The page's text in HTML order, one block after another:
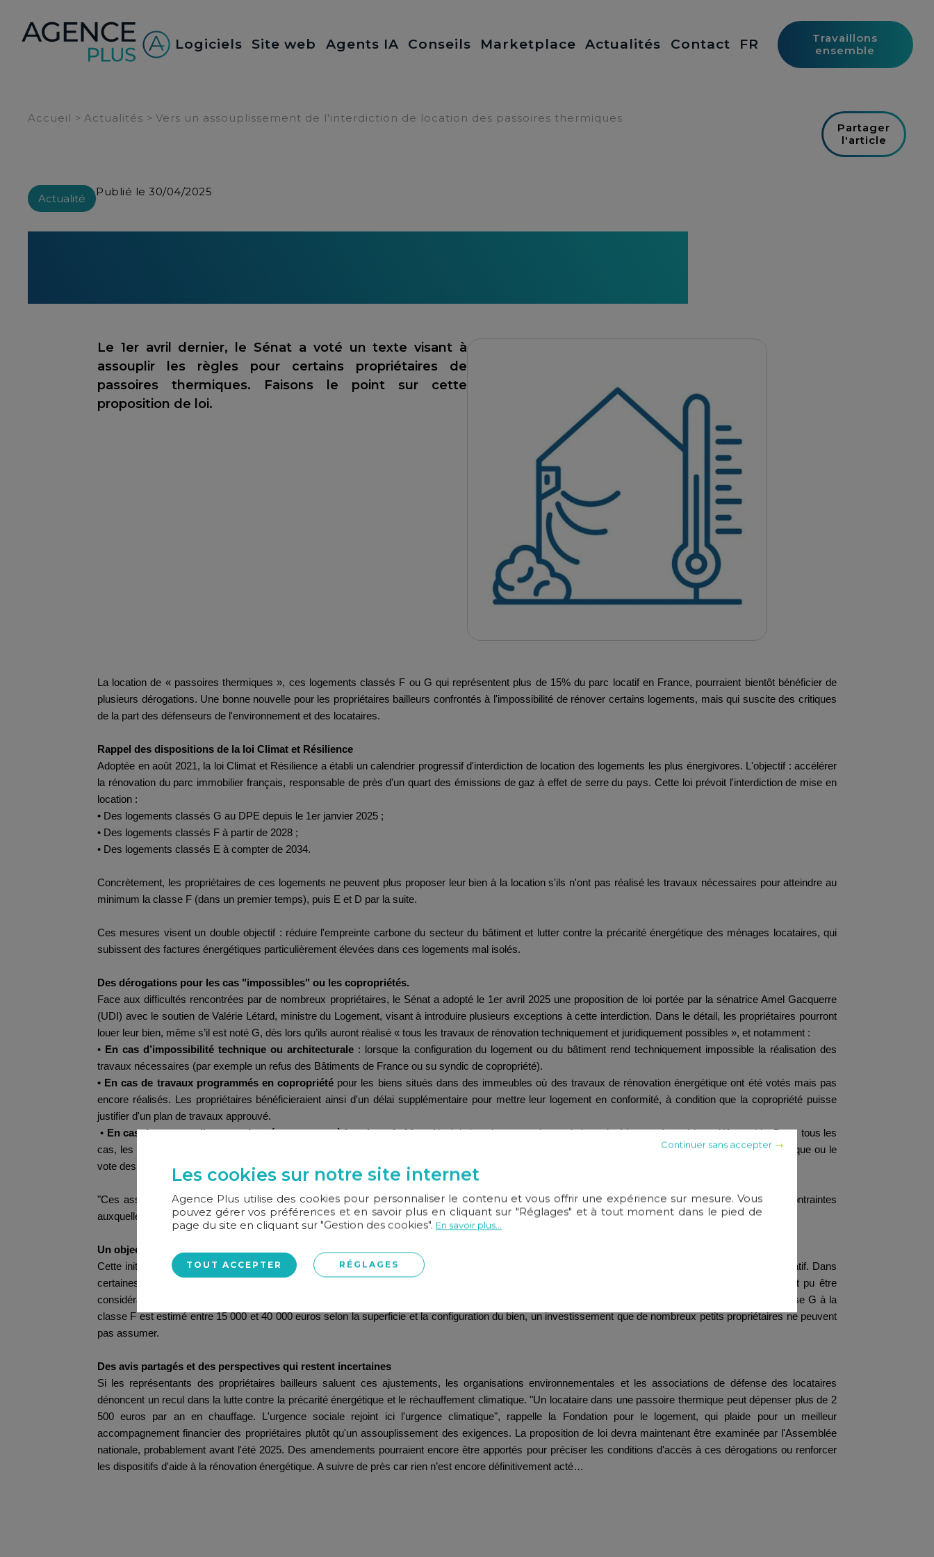
Logiciels Site web Agents IA Conseils Marketplace Actualités Contact FR
Travaillons
ensemble
Accueil > Actualités > Vers un assouplissement de l'interdiction de location des passoires thermiques
Partager
l'article
Actualité
Publié le 30/04/2025
Le 1er avril dernier, le Sénat a voté un texte visant à
assouplir les règles pour certains propriétaires de
passoires thermiques. Faisons le point sur cette
proposition de loi.
La location de « passoires thermiques », ces logements classés F ou G qui représentent plus de 15% du parc locatif en France, pourraient bientôt bénéficier de
plusieurs dérogations. Une bonne nouvelle pour les propriétaires bailleurs confrontés à l'impossibilité de rénover certains logements, mais qui suscite des critiques
de la part des défenseurs de l'environnement et des locataires.
Rappel des dispositions de la loi Climat et Résilience
Adoptée en août 2021, la loi Climat et Résilience a établi un calendrier progressif d'interdiction de location des logements les plus énergivores. L'objectif : accélérer
la rénovation du parc immobilier français, responsable de près d'un quart des émissions de gaz à effet de serre du pays. Cette loi prévoit l'interdiction de mise en
location :
• Des logements classés G au DPE depuis le 1er janvier 2025 ;
• Des logements classés F à partir de 2028 ;
• Des logements classés E à compter de 2034.
Concrètement, les propriétaires de ces logements ne peuvent plus proposer leur bien à la location s'ils n'ont pas réalisé les travaux nécessaires pour atteindre au
minimum la classe F (dans un premier temps), puis E et D par la suite.
Ces mesures visent un double objectif : réduire l'empreinte carbone du secteur du bâtiment et lutter contre la précarité énergétique des ménages locataires, qui
subissent des factures énergétiques particulièrement élevées dans ces logements mal isolés.
Des dérogations pour les cas "impossibles" ou les copropriétés.
Face aux difficultés rencontrées par de nombreux propriétaires, le Sénat a adopté le 1er avril 2025 une proposition de loi portée par la sénatrice Amel Gacquerre
(UDI) avec le soutien de Valérie Létard, ministre du Logement, visant à introduire plusieurs exceptions à cette interdiction. Dans le détail, les propriétaires pourront
louer leur bien, même s’il est noté G, dès lors qu’ils auront réalisé « tous les travaux de rénovation techniquement et juridiquement possibles », et notamment :
• En cas d’impossibilité technique ou architecturale : lorsque la configuration du logement ou du bâtiment rend techniquement impossible la réalisation des
travaux nécessaires (par exemple un refus des Bâtiments de France ou su syndic de copropriété).
• En cas de travaux programmés en copropriété pour les biens situés dans des immeubles où des travaux de rénovation énergétique ont été votés mais pas
encore réalisés. Les propriétaires bénéficieraient ainsi d'un délai supplémentaire pour mettre leur logement en conformité, à condition que la copropriété puisse
justifier d'un plan de travaux approuvé.
• En cas de travaux disproportionné par rapport à la valeur du bien.Ainsi, la location resterait autorisée malgré la note énergétique défavorable. Dans tous les
cas, les propriétaires concernés devront obtenir une attestation établie par un architecte ou un bureau d'études thermiques certifiant l'impossibilité technique ou le
vote des travaux en copropriété.
"Ces assouplissements ne remettent pas en cause l'objectif global de rénovation énergétique, mais tiennent compte des réalités du terrain et des contraintes
auxquelles sont confrontés certains propriétaires", a déclaré le ministre délégué au Logement.
Un objectif affiché : éviter un effondrement du parc locatif
Cette initiative répond aux inquiétudes des professionnels de l'immobilier, qui craignaient un retrait massif de logements classés F ou G du marché locatif. Dans
certaines grandes villes comme Paris, Lyon ou Marseille, où les passoires thermiques représentent jusqu'à 20% du parc locatif privé, l'impact aurait pu être
considérable sur un marché déjà en tension. Par ailleurs, le coût moyen des travaux de rénovation énergétique pour faire passer un logement de la classe G à la
classe F est estimé entre 15 000 et 40 000 euros selon la superficie et la configuration du bien, un investissement que de nombreux petits propriétaires ne peuvent
pas assumer.
Des avis partagés et des perspectives qui restent incertaines
Si les représentants des propriétaires bailleurs saluent ces ajustements, les organisations environnementales et les associations de défense des locataires
dénoncent un recul dans la lutte contre la précarité énergétique et le réchauffement climatique. "Un locataire dans une passoire thermique peut dépenser plus de 2
500 euros par an en chauffage. L'urgence sociale rejoint ici l'urgence climatique", rappelle la Fondation pour le logement, qui plaide pour un meilleur
accompagnement financier des propriétaires plutôt qu'un assouplissement des exigences. La proposition de loi devra maintenant être examinée par l'Assemblée
nationale, probablement avant l'été 2025. Des amendements pourraient encore être apportés pour préciser les conditions d'accès à ces dérogations ou renforcer
les dispositifs d'aide à la rénovation énergétique. A suivre de près car rien n’est encore définitivement acté…
Continuer sans accepter
Les cookies sur notre site internet
Agence Plus utilise des cookies pour personnaliser le contenu et vous offrir une expérience sur mesure. Vous
pouvez gérer vos préférences et en savoir plus en cliquant sur "Réglages" et à tout moment dans le pied de
page du site en cliquant sur "Gestion des cookies". En savoir plus...
TOUT ACCEPTER RÉGLAGES